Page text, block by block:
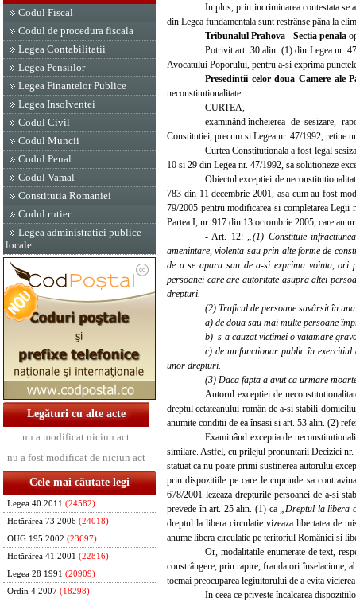
Codul Fiscal
Codul de procedura fiscala
Legea Contabilitatii
Legea Pensiilor
Legea Finantelor Publice
Legea Insolventei
Codul Civil
Codul Muncii
Codul Penal
Codul Vamal
Constitutia Romaniei
Codul rutier
Legea administratiei publice
locale
Legături cu alte acte
nu a modificat niciun act
nu a fost modificat de niciun act
Cele mai căutate legi
Legea 40 2011 (24582)
Hotărârea 73 2006 (24018)
OUG 195 2002 (23697)
Hotărârea 41 2001 (22816)
Legea 28 1991 (20909)
Ordin 4 2007 (18298)
In plus, prin incriminarea contestata se
din Legea fundamentala sunt restrânse pâna la
Tribunalul Prahova - Sectia penala
Potrivit art. 30 alin. (1) din Legea nr.
Avocatului Poporului, pentru a-si exprima
Presedintii celor doua Camere ale
neconstitutionalitate.
CURTEA,
examinând încheierea de sesizare,
Constitutiei, precum si Legea nr. 47/1992, retine
Curtea Constitutionala a fost legal
10 si 29 din Legea nr. 47/1992, sa solutioneze
Obiectul exceptiei de
783 din 11 decembrie 2001, asa cum au fost
79/2005 pentru modificarea si completarea
Partea I, nr. 917 din 13 octombrie 2005, care au
- Art. 12:
„(1) Constituie
amenintare, violenta sau prin alte forme de
de a se apara sau de a-si exprima vointa, ori
persoanei care are autoritate asupra altei
drepturi.
(2) Traficul de persoane savârsit în
a) de doua sau mai multe persoane
b) s-a cauzat victimei o vatamare
c) de un functionar public în
unor drepturi.
(3) Daca fapta a avut ca urmare
Autorul exceptiei de
dreptul cetateanului român de a-si stabili
anumite conditii de ea însasi si art. 53 alin. (2)
Examinând exceptia de
similare. Astfel, cu prilejul pronuntarii Deciziei
statuat ca nu poate primi sustinerea autorului
prin dispozitiile pe care le cuprinde sa
678/2001 lezeaza drepturile persoanei de a-si
prevede în art. 25 alin. (1) ca
„Dreptul la libera
dreptul la libera circulatie vizeaza libertatea de
anume libera circulatie pe teritoriul României si
Or, modalitatile enumerate de text,
constrângere, prin rapire, frauda ori înselaciune,
tocmai preocuparea legiuitorului de a evita
In ceea ce priveste încalcarea